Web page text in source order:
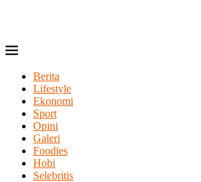
Berita
Lifestyle
Ekonomi
Sport
Opini
Galeri
Foodies
Hobi
Selebritis